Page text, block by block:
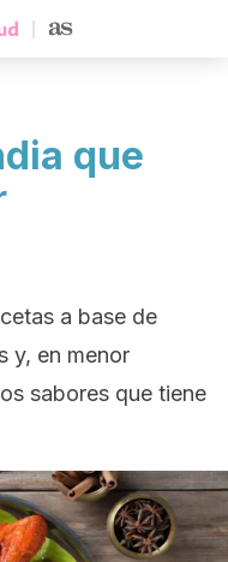
que
a base de
y, en menor
sabores que tiene